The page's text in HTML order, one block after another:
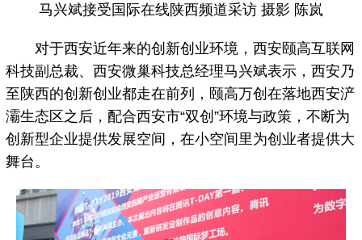
马兴斌接受国际在线陕西频道采访 摄影 陈岚
对于西安近年来的创新创业环境，西安颐高互联网
科技副总裁、西安微巢科技总经理马兴斌表示，西安乃
至陕西的创新创业都走在前列，颐高万创在落地西安浐
灞生态区之后，配合西安市“双创”环境与政策，不断为
创新型企业提供发展空间，在小空间里为创业者提供大
舞台。